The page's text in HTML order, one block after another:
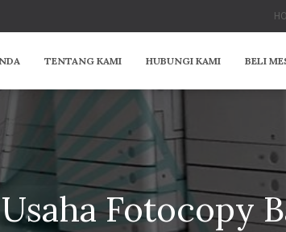
TENTANG KAMI HUBUNGI KAMI BELI
Fotocopy